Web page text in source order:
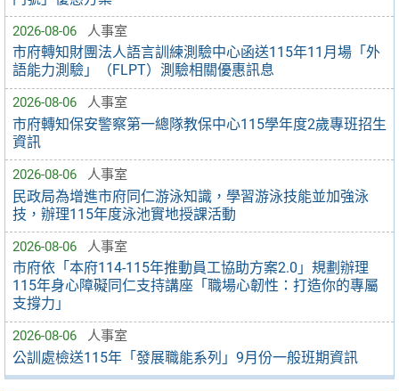
2026-08-06 人事室
市府轉知財團法人語言訓練測驗中心函送115年11月場「外
語能力測驗」（FLPT）測驗相關優惠訊息
2026-08-06 人事室
市府轉知保安警察第一總隊教保中心115學年度2歲專班招生
資訊
2026-08-06 人事室
民政局為增進市府同仁游泳知識，學習游泳技能並加強泳
技，辦理115年度泳池實地授課活動
2026-08-06 人事室
市府依「本府114-115年推動員工協助方案2.0」規劃辦理
115年身心障礙同仁支持講座「職場心韌性：打造你的專屬
支撐力」
2026-08-06 人事室
公訓處檢送115年「發展職能系列」9月份一般班期資訊